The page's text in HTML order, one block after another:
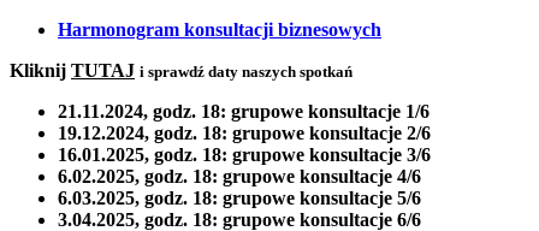
Harmonogram konsultacji biznesowych
Kliknij TUTAJ i sprawdź daty naszych spotkań
21.11.2024, godz. 18: grupowe konsultacje 1/6
19.12.2024, godz. 18: grupowe konsultacje 2/6
16.01.2025, godz. 18: grupowe konsultacje 3/6
6.02.2025, godz. 18: grupowe konsultacje 4/6
6.03.2025, godz. 18: grupowe konsultacje 5/6
3.04.2025, godz. 18: grupowe konsultacje 6/6